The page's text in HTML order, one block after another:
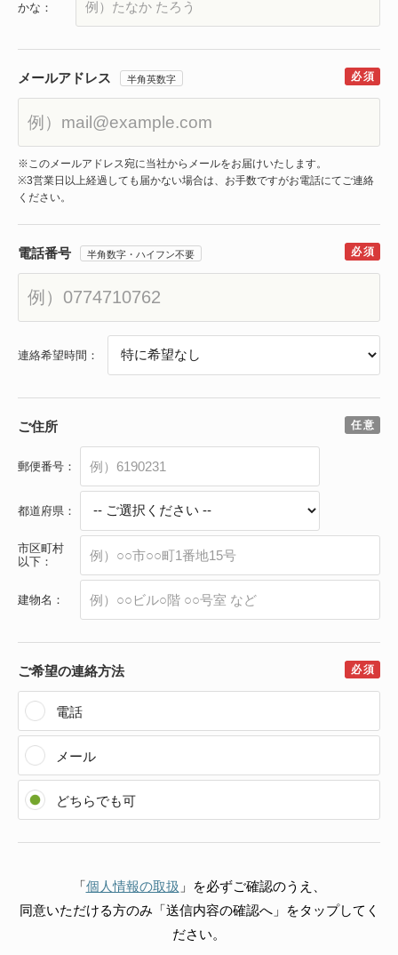
かな：
メールアドレス 半角英数字
※このメールアドレス宛に当社からメールをお届けいたします。
※3営業日以上経過しても届かない場合は、お手数ですがお電話にてご連絡
ください。
電話番号 半角数字・ハイフン不要
連絡希望時間：
ご住所
郵便番号：
都道府県：
市区町村
以下：
建物名：
ご希望の連絡方法
電話
メール
どちらでも可
「個人情報の取扱 」を必ずご確認のうえ、
同意いただける方のみ「送信内容の確認へ」をタップしてく
ださい。